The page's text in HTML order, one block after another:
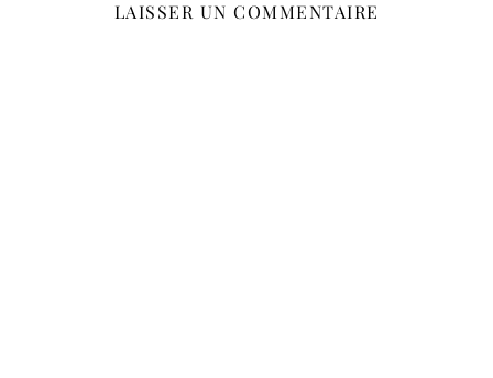
LAISSER UN COMMENTAIRE